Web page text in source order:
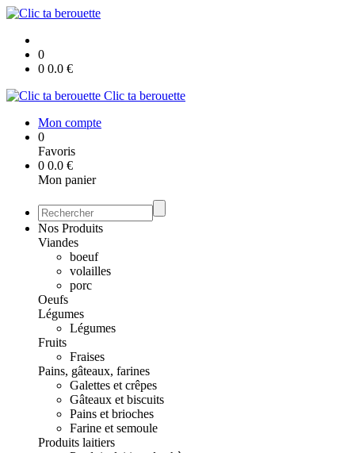
0
0 0.0 €
Clic ta berouette
Mon compte
0
Favoris
0 0.0 €
Mon panier
Nos Produits
Viandes
boeuf
volailles
porc
Oeufs
Légumes
Légumes
Fruits
Fraises
Pains, gâteaux, farines
Galettes et crêpes
Gâteaux et biscuits
Pains et brioches
Farine et semoule
Produits laitiers